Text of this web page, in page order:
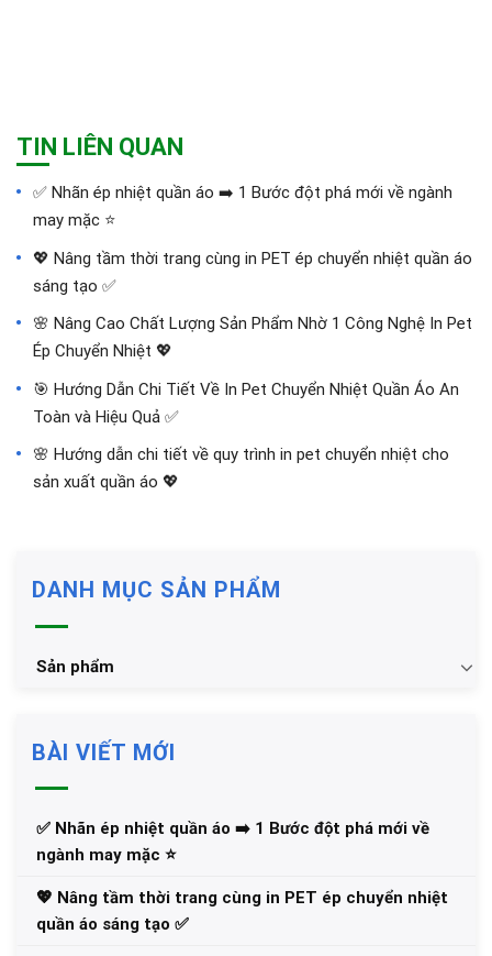
TIN LIÊN QUAN
✅‪ Nhãn ép nhiệt quần áo ➡️ 1 Bước đột phá mới về ngành
may mặc ⭐️
💖 Nâng tầm thời trang cùng in PET ép chuyển nhiệt quần áo
sáng tạo ✅
🌸 Nâng Cao Chất Lượng Sản Phẩm Nhờ 1 Công Nghệ In Pet
Ép Chuyển Nhiệt 💖
🎯 Hướng Dẫn Chi Tiết Về In Pet Chuyển Nhiệt Quần Áo An
Toàn và Hiệu Quả ✅
🌸 Hướng dẫn chi tiết về quy trình in pet chuyển nhiệt cho
sản xuất quần áo 💖
DANH MỤC SẢN PHẨM
Sản phẩm
BÀI VIẾT MỚI
✅‪ Nhãn ép nhiệt quần áo ➡️ 1 Bước đột phá mới về
ngành may mặc ⭐️
💖 Nâng tầm thời trang cùng in PET ép chuyển nhiệt
quần áo sáng tạo ✅